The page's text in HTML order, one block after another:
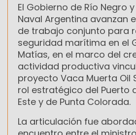
El Gobierno de Río Negro
Naval Argentina avanzan
de trabajo conjunto para
seguridad marítima en el
Matías, en el marco del
actividad productiva
proyecto Vaca Muerta Oil
rol estratégico del Puerto
Este y de Punta Colorada.
La articulación fue